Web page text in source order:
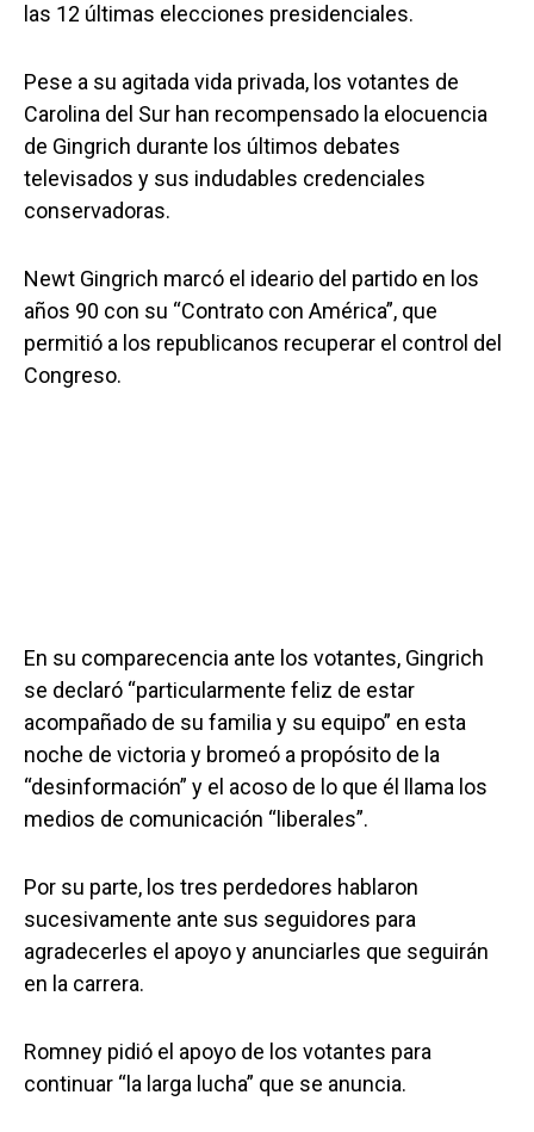
las 12 últimas elecciones presidenciales.
Pese a su agitada vida privada, los votantes de
Carolina del Sur han recompensado la elocuencia
de Gingrich durante los últimos debates
televisados y sus indudables credenciales
conservadoras.
Newt Gingrich marcó el ideario del partido en los
años 90 con su “Contrato con América”, que
permitió a los republicanos recuperar el control del
Congreso.
En su comparecencia ante los votantes, Gingrich
se declaró “particularmente feliz de estar
acompañado de su familia y su equipo” en esta
noche de victoria y bromeó a propósito de la
“desinformación” y el acoso de lo que él llama los
medios de comunicación “liberales”.
Por su parte, los tres perdedores hablaron
sucesivamente ante sus seguidores para
agradecerles el apoyo y anunciarles que seguirán
en la carrera.
Romney pidió el apoyo de los votantes para
continuar “la larga lucha” que se anuncia.